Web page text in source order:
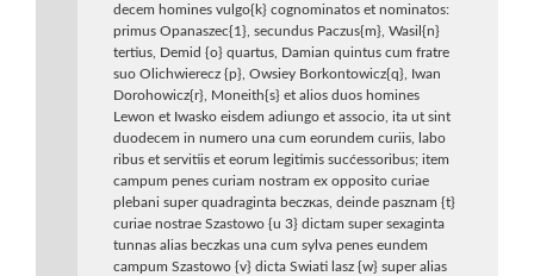
decem homines vulgo{k} cognominatos et nominatos:
primus Opanaszec{1}, secundus Paczus{m}, Wasil{n}
tertius, Demid {o} quartus, Damian quintus cum fratre
suo Olichwierecz {p}, Owsiey Borkontowicz{q}, Iwan
Dorohowicz{r}, Moneith{s} et alios duos homines
Lewon et Iwasko eisdem adiungo et associo, ita ut sint
duodecem in numero una cum eorundem curiis, labo
ribus et servitiis et eorum legitimis sucćessoribus; item
campum penes curiam nostram ex opposito curiae
plebani super quadraginta beczкas, deinde pasznam {t}
curiae nostrae Szastowo {u 3} dictam super sexaginta
tunnas alias beczkas una cum sylva penes eundem
campum Szastowo {v} dicta Swiati lasz {w} super alias